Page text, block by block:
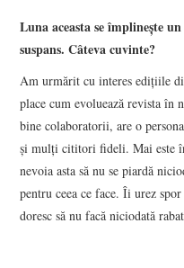
Luna aceasta se împlinește
suspans. Câteva cuvinte?
Am urmărit cu interes edițiile
place cum evoluează revista în
bine colaboratorii, are o
și mulți cititori fideli. Mai este
nevoia asta să nu se piardă
pentru ceea ce face. Îi urez
doresc să nu facă niciodată